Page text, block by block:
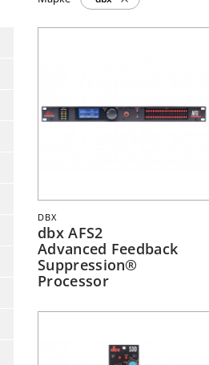
DBX
dbx AFS2
Advanced Feedback
Suppression®
Processor